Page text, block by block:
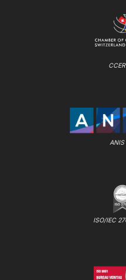
ANIS
ISO/IEC